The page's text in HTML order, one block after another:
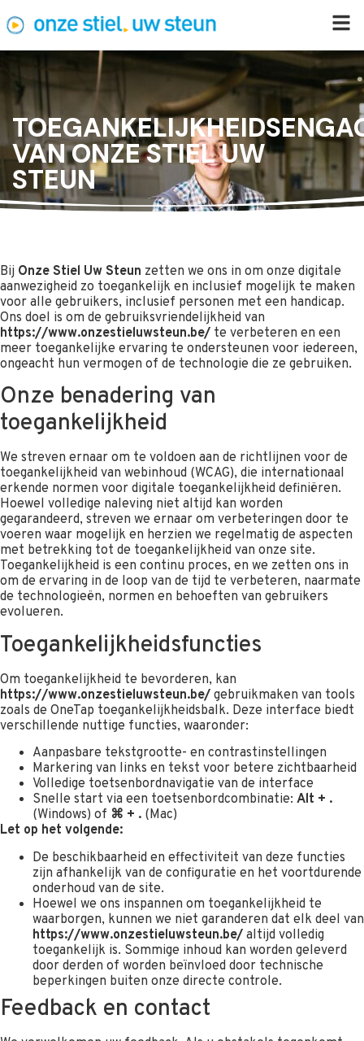
VAN ONZE STIEL UW
STEUN
Bij Onze Stiel Uw Steun zetten we ons in om onze digitale
aanwezigheid zo toegankelijk en inclusief mogelijk te maken
voor alle gebruikers, inclusief personen met een handicap.
Ons doel is om de gebruiksvriendelijkheid van
https://www.onzestieluwsteun.be/ te verbeteren en een
meer toegankelijke ervaring te ondersteunen voor iedereen,
ongeacht hun vermogen of de technologie die ze gebruiken.
Onze benadering van
toegankelijkheid
We streven ernaar om te voldoen aan de richtlijnen voor de
toegankelijkheid van webinhoud (WCAG), die internationaal
erkende normen voor digitale toegankelijkheid definiëren.
Hoewel volledige naleving niet altijd kan worden
gegarandeerd, streven we ernaar om verbeteringen door te
voeren waar mogelijk en herzien we regelmatig de aspecten
met betrekking tot de toegankelijkheid van onze site.
Toegankelijkheid is een continu proces, en we zetten ons in
om de ervaring in de loop van de tijd te verbeteren, naarmate
de technologieën, normen en behoeften van gebruikers
evolueren.
Toegankelijkheidsfuncties
Om toegankelijkheid te bevorderen, kan
https://www.onzestieluwsteun.be/ gebruikmaken van tools
zoals de OneTap toegankelijkheidsbalk. Deze interface biedt
verschillende nuttige functies, waaronder:
Aanpasbare tekstgrootte- en contrastinstellingen
Markering van links en tekst voor betere zichtbaarheid
Volledige toetsenbordnavigatie van de interface
Snelle start via een toetsenbordcombinatie: Alt + .
(Windows) of ⌘ + . (Mac)
Let op het volgende:
De beschikbaarheid en effectiviteit van deze functies
zijn afhankelijk van de configuratie en het voortdurende
onderhoud van de site.
Hoewel we ons inspannen om toegankelijkheid te
waarborgen, kunnen we niet garanderen dat elk deel van
https://www.onzestieluwsteun.be/ altijd volledig
toegankelijk is. Sommige inhoud kan worden geleverd
door derden of worden beïnvloed door technische
beperkingen buiten onze directe controle.
Feedback en contact